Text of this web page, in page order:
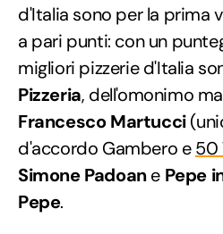
d'Italia sono per la prima
a pari punti: con un
migliori pizzerie d'Italia
Pizzeria, dell'omonimo
Francesco Martucci
d'accordo Gambero e50
Simone Padoane Pepe
Pepe.